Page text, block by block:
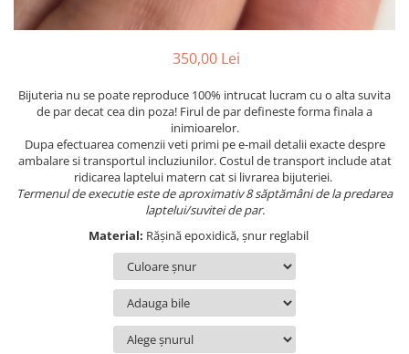
350,00 Lei
Bijuteria nu se poate reproduce 100% intrucat lucram cu o alta suvita
de par decat cea din poza! Firul de par defineste forma finala a
inimioarelor.
Dupa efectuarea comenzii veti primi pe e-mail detalii exacte despre
ambalare si transportul incluziunilor. Costul de transport include atat
ridicarea laptelui matern cat si livrarea bijuteriei.
Termenul de executie este de aproximativ 8 săptămâni de la predarea
laptelui/suvitei de par.
Material: Rășină epoxidică, șnur reglabil